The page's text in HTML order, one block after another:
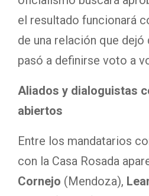
el resultado funcionará
de una relación que dejó
pasó a definirse voto a
Aliados y dialoguistas
abiertos
Entre los mandatarios
con la Casa Rosada
Cornejo (Mendoza),